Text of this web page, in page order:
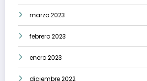
marzo 2023
febrero 2023
enero 2023
diciembre 2022